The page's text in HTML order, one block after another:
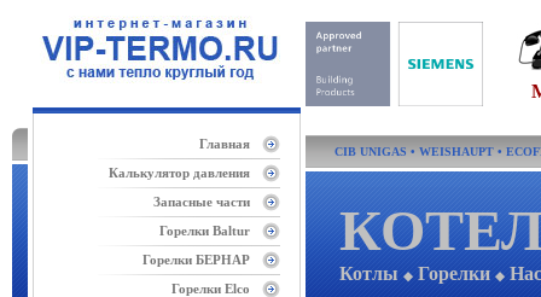
Главная
Калькулятор давления
Запасные части
Горелки Baltur
Горелки БЕРНАР
Горелки Elco
CIB UNIGAS • WEISHAUPT •
Котлы ◆ Горелки ◆